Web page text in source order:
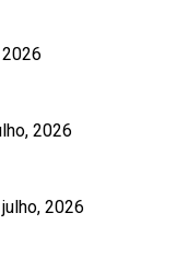
2026
2026